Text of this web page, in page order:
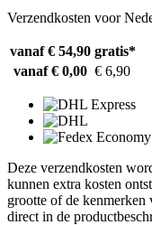
Verzendkosten voor
vanaf € 54,90 gratis*
vanaf € 0,00 € 6,90
Deze verzendkosten
kunnen extra kosten
grootte of de kenmerken
direct in de